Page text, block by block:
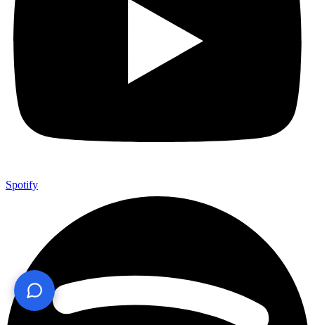
Spotify
¿Te ayudo? Pregúntame lo que quieras